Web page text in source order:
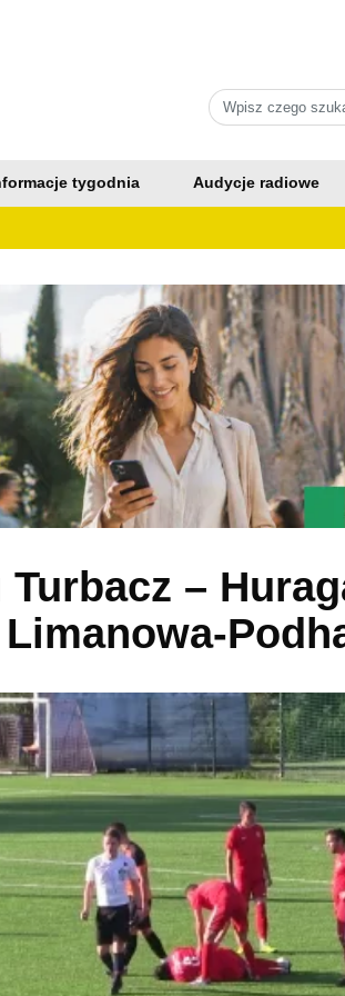
tygodnia Audycje radiowe
Turbacz –